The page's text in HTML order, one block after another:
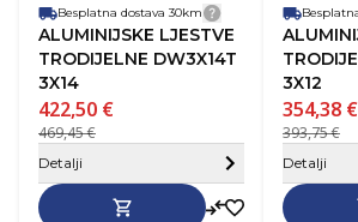
Besplatna dostava 30km Detalji dostave
ALUMINIJSKE LJESTVE
TRODIJELNE DW3X14T
3X14
422,50 €
469,45 €
Detalji
Sakrij
3X12
354,38 €
393,75 €
Detalji